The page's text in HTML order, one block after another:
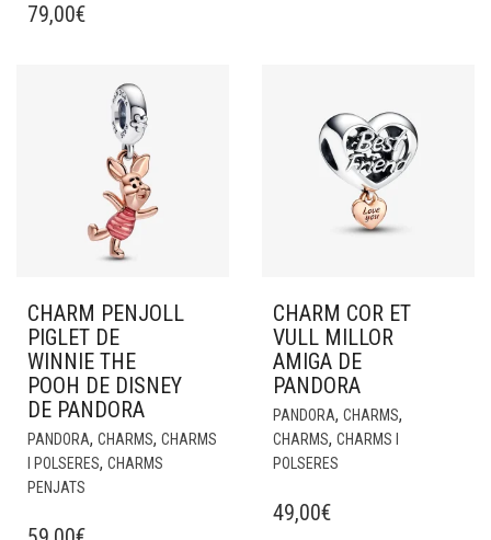
79,00€
CHARM PENJOLL
PIGLET DE
WINNIE THE
POOH DE DISNEY
DE PANDORA
PANDORA, CHARMS, CHARMS
I POLSERES, CHARMS
PENJATS
CHARM COR ET
VULL MILLOR
AMIGA DE
PANDORA
PANDORA, CHARMS,
CHARMS, CHARMS I
POLSERES
49,00€